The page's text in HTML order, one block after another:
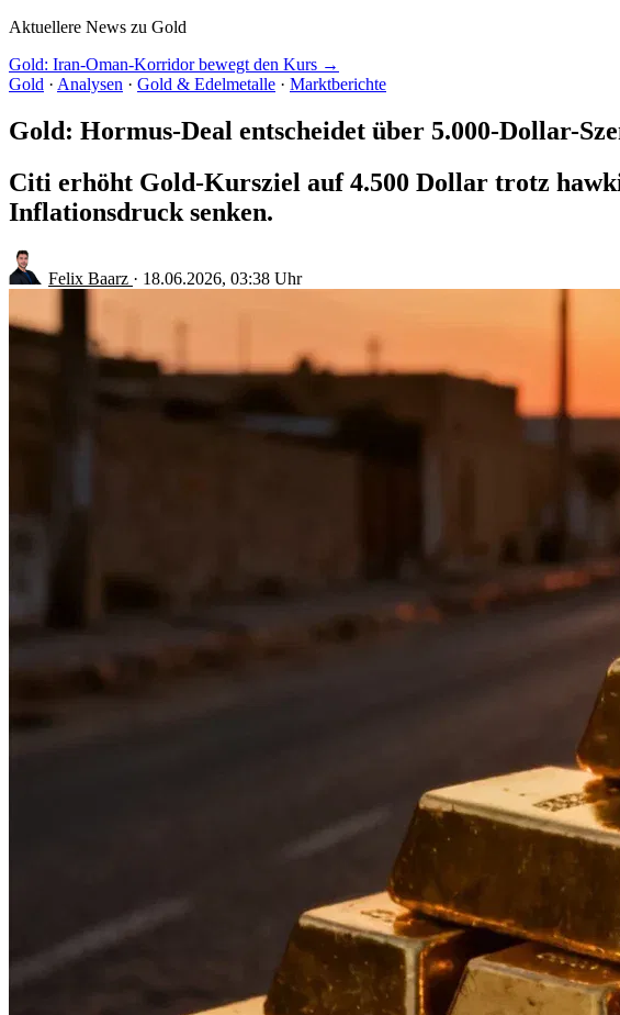
Aktuellere News zu Gold
Gold: Iran-Oman-Korridor bewegt den Kurs →
Gold · Analysen · Gold & Edelmetalle · Marktberichte
Gold: Hormus-Deal entscheidet über 5.000-Dollar-
Citi erhöht Gold-Kursziel auf 4.500 Dollar trotz
Inflationsdruck senken.
Felix Baarz · 18.06.2026, 03:38 Uhr